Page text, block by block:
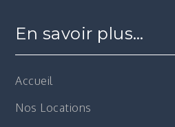
En savoir plus…
Accueil
Nos Locations